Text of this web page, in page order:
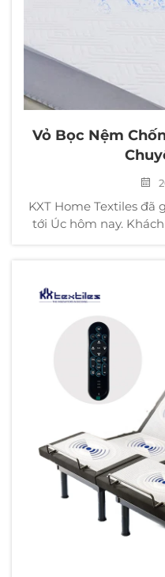
Vỏ Bọc Nệm
KXT Home Textiles
tới Úc hôm nay.